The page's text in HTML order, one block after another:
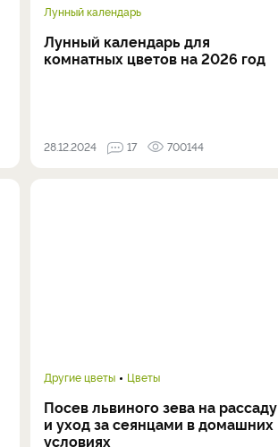
Лунный календарь
Лунный календарь для
комнатных цветов на 2026 год
28.12.2024 17 700144
Другие цветы Цветы
Посев львиного зева на рассаду
и уход за сеянцами в домашних
условиях